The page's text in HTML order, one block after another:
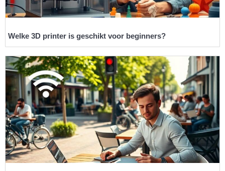
Welke 3D printer is geschikt voor beginners?